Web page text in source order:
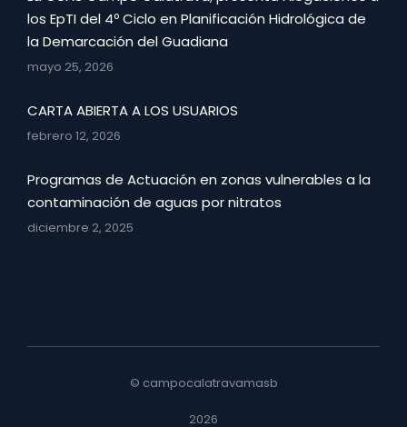
los EpTI del 4º Ciclo en Planificación Hidrológica de
la Demarcación del Guadiana
mayo 25, 2026
CARTA ABIERTA A LOS USUARIOS
febrero 12, 2026
Programas de Actuación en zonas vulnerables a la
contaminación de aguas por nitratos
diciembre 2, 2025
© campocalatravamasb
2026